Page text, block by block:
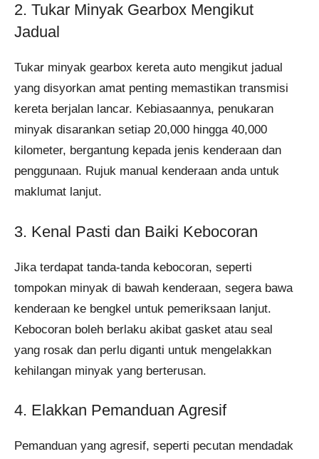
2. Tukar Minyak Gearbox Mengikut
Jadual
Tukar minyak gearbox kereta auto mengikut jadual
yang disyorkan amat penting memastikan transmisi
kereta berjalan lancar. Kebiasaannya, penukaran
minyak disarankan setiap 20,000 hingga 40,000
kilometer, bergantung kepada jenis kenderaan dan
penggunaan. Rujuk manual kenderaan anda untuk
maklumat lanjut.
3. Kenal Pasti dan Baiki Kebocoran
Jika terdapat tanda-tanda kebocoran, seperti
tompokan minyak di bawah kenderaan, segera bawa
kenderaan ke bengkel untuk pemeriksaan lanjut.
Kebocoran boleh berlaku akibat gasket atau seal
yang rosak dan perlu diganti untuk mengelakkan
kehilangan minyak yang berterusan.
4. Elakkan Pemanduan Agresif
Pemanduan yang agresif, seperti pecutan mendadak